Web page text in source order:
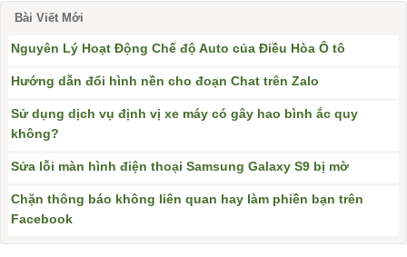
Bài Viết Mới
Nguyên Lý Hoạt Động Chế độ Auto của Điều Hòa Ô tô
Hướng dẫn đổi hình nền cho đoạn Chat trên Zalo
Sử dụng dịch vụ định vị xe máy có gây hao bình ắc quy
không?
Sửa lỗi màn hình điện thoại Samsung Galaxy S9 bị mờ
Chặn thông báo không liên quan hay làm phiền bạn trên
Facebook